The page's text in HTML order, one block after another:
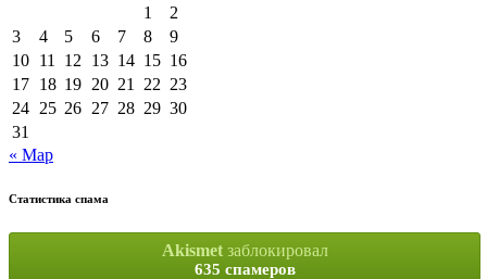
1
2
3
4 5 6 7 8
9
10 11 12 13 14 15 16
17 18 19 20 21 22 23
24 25 26 27 28 29 30
31
« Мар
Статистика спама
Akismetзаблокировал
635 спамеров